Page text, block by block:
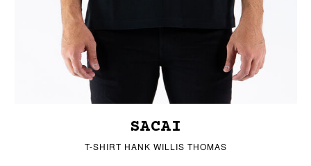
SACAI
T-SHIRT HANK WILLIS THOMAS